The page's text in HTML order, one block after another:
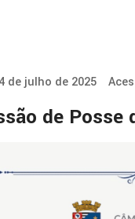
de julho de 2025
de Posse